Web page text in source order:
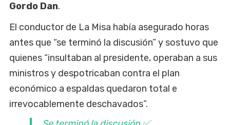
Gordo Dan.
El conductor de La Misa había asegurado horas
antes que “se terminó la discusión” y sostuvo que
quienes “insultaban al presidente, operaban a sus
ministros y despotricaban contra el plan
económico a espaldas quedaron total e
irrevocablemente deschavados”.